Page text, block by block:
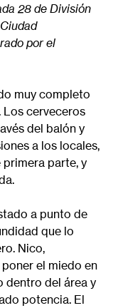
28 de División
por el
muy completo
Los cerveceros
del balón y
a los locales,
parte, y
a punto de
que lo
Nico,
el miedo en
dentro del área y
potencia. El